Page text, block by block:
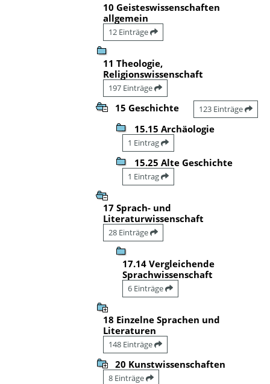
10 Geisteswissenschaften
allgemein
12 Einträge
11 Theologie,
Religionswissenschaft
197 Einträge
15 Geschichte 123 Einträge
15.15 Archäologie
1 Eintrag
15.25 Alte Geschichte
1 Eintrag
17 Sprach- und
Literaturwissenschaft
28 Einträge
17.14 Vergleichende
Sprachwissenschaft
6 Einträge
18 Einzelne Sprachen und
Literaturen
148 Einträge
20 Kunstwissenschaften
8 Einträge